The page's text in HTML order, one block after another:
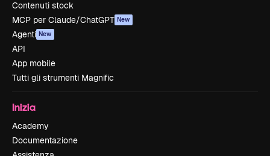
Contenuti stock
MCP per Claude/ChatGPT New
Agenti New
API
App mobile
Tutti gli strumenti Magnific
Inizia
Academy
Documentazione